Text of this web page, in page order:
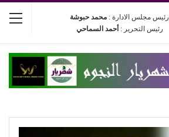
رئيس مجلس الادارة : محمد حبوشة
رئيس التحرير : أحمد السماحي